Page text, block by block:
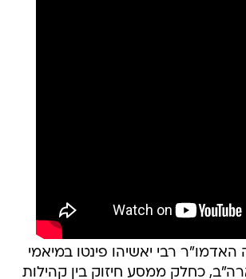
האדמו"ר רבי יאשיהו פינטו במיאמי
כחלק ממסע חיזוק בין קהילות